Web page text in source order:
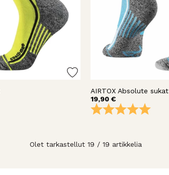
AIRTOX Absolute sukat
19,90 €
Arvio:
Olet tarkastellut 19 / 19 artikkelia